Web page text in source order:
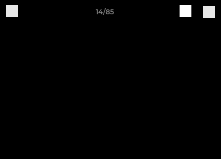
14/85